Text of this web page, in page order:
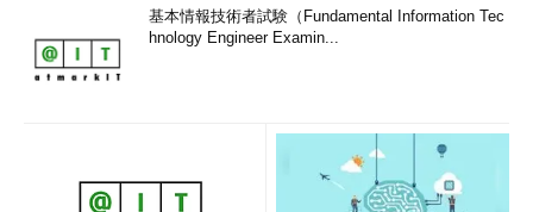
基本情報技術者試験（Fundamental Information Tec
hnology Engineer Examin...